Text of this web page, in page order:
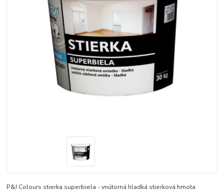
P&J Colours stierka superbiela - vnútorná hladká stierková hmota